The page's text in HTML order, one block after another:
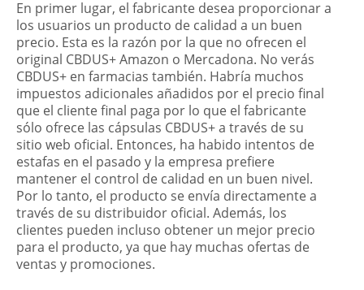
En primer lugar, el fabricante desea proporcionar a
los usuarios un producto de calidad a un buen
precio. Esta es la razón por la que no ofrecen el
original CBDUS+ Amazon o Mercadona. No verás
CBDUS+ en farmacias también. Habría muchos
impuestos adicionales añadidos por el precio final
que el cliente final paga por lo que el fabricante
sólo ofrece las cápsulas CBDUS+ a través de su
sitio web oficial. Entonces, ha habido intentos de
estafas en el pasado y la empresa prefiere
mantener el control de calidad en un buen nivel.
Por lo tanto, el producto se envía directamente a
través de su distribuidor oficial. Además, los
clientes pueden incluso obtener un mejor precio
para el producto, ya que hay muchas ofertas de
ventas y promociones.